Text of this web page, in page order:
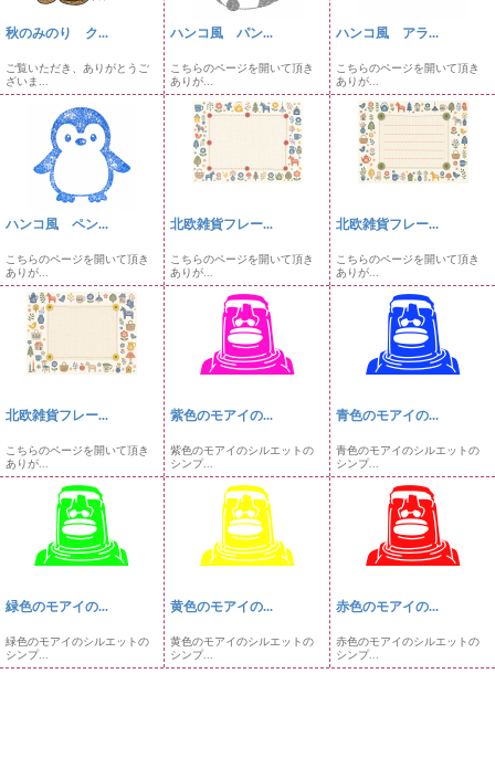
秋のみのり ク...
ご覧いただき、ありがとうご
ざいま...
ハンコ風 パン...
こちらのページを開いて頂き
ありが...
ハンコ風 アラ...
こちらのページを開いて頂き
ありが...
ハンコ風 ペン...
こちらのページを開いて頂き
ありが...
北欧雑貨フレー...
こちらのページを開いて頂き
ありが...
北欧雑貨フレー...
こちらのページを開いて頂き
ありが...
北欧雑貨フレー...
こちらのページを開いて頂き
ありが...
紫色のモアイの...
紫色のモアイのシルエットの
シンプ...
青色のモアイの...
青色のモアイのシルエットの
シンプ...
緑色のモアイの...
緑色のモアイのシルエットの
シンプ...
黄色のモアイの...
黄色のモアイのシルエットの
シンプ...
赤色のモアイの...
赤色のモアイのシルエットの
シンプ...